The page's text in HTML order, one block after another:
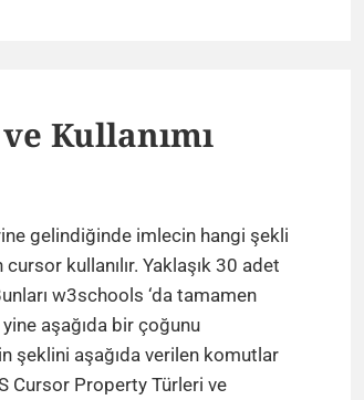
Kullanımı
gelindiğinde imlecin hangi şekli
kullanılır. Yaklaşık 30 adet
w3schools ‘da tamamen
aşağıda bir çoğunu
şeklini aşağıda verilen komutlar
Cursor Property Türleri ve